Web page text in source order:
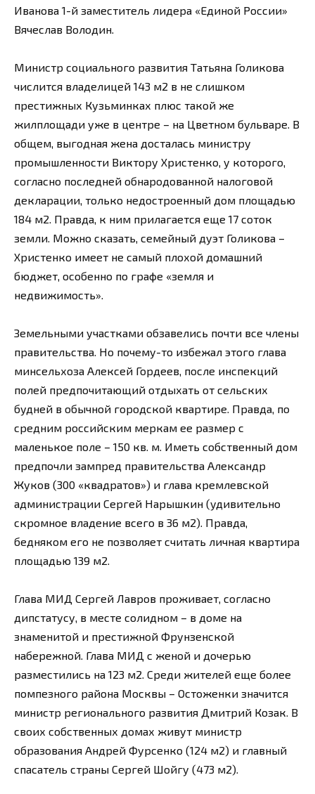
Иванова 1-й заместитель лидера «Единой России»
Вячеслав Володин.
Министр социального развития Татьяна Голикова
числится владелицей 143 м2 в не слишком
престижных Кузьминках плюс такой же
жилплощади уже в центре – на Цветном бульваре. В
общем, выгодная жена досталась министру
промышленности Виктору Христенко, у которого,
согласно последней обнародованной налоговой
декларации, только недостроенный дом площадью
184 м2. Правда, к ним прилагается еще 17 соток
земли. Можно сказать, семейный дуэт Голикова –
Христенко имеет не самый плохой домашний
бюджет, особенно по графе «земля и
недвижимость».
Земельными участками обзавелись почти все члены
правительства. Но почему-то избежал этого глава
минсельхоза Алексей Гордеев, после инспекций
полей предпочитающий отдыхать от сельских
будней в обычной городской квартире. Правда, по
средним российским меркам ее размер с
маленькое поле – 150 кв. м. Иметь собственный дом
предпочли зампред правительства Александр
Жуков (300 «квадратов») и глава кремлевской
администрации Сергей Нарышкин (удивительно
скромное владение всего в 36 м2). Правда,
бедняком его не позволяет считать личная квартира
площадью 139 м2.
Глава МИД Сергей Лавров проживает, согласно
дипстатусу, в месте солидном – в доме на
знаменитой и престижной Фрунзенской
набережной. Глава МИД с женой и дочерью
разместились на 123 м2. Среди жителей еще более
помпезного района Москвы – Остоженки значится
министр регионального развития Дмитрий Козак. В
своих собственных домах живут министр
образования Андрей Фурсенко (124 м2) и главный
спасатель страны Сергей Шойгу (473 м2).